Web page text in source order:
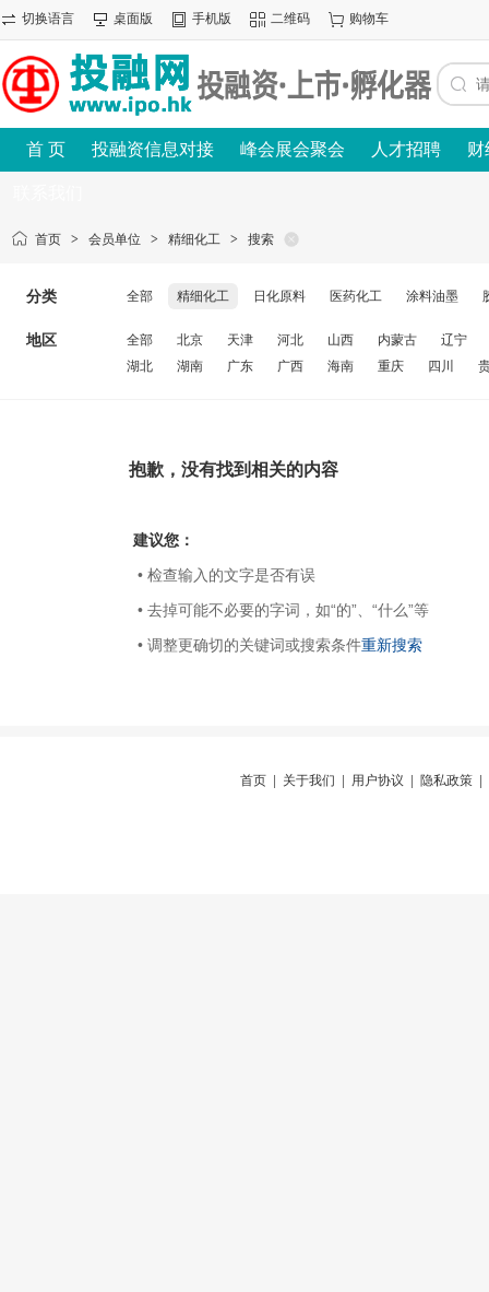
切换语言 桌面版 手机版 二维码 购物车
首 页 投融资信息对接 峰会展会聚会 人才招聘 财
首页 > 会员单位 > 精细化工 > 搜索
分类 全部 精细化工 日化原料 医药化工 涂料油墨
地区 全部 北京 天津 河北 山西 内蒙古
辽宁
湖北
湖南 广东 广西 海南 重庆 四川
抱歉，没有找到相关的内容
建议您：
• 检查输入的文字是否有误
• 去掉可能不必要的字词，如“的”、“什么”等
• 调整更确切的关键词或搜索条件重新搜索
首页 关于我们 用户协议 隐私政策